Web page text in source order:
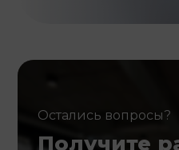
Остались вопросы?
Получите